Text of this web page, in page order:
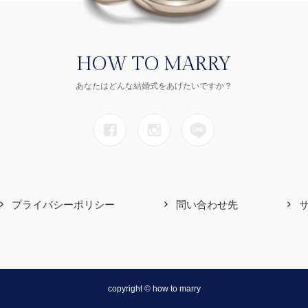
HOW TO MARRY
あなたはどんな結婚式をあげたいですか？
プライバシーポリシー 問い合わせ先
copyright © how to marry